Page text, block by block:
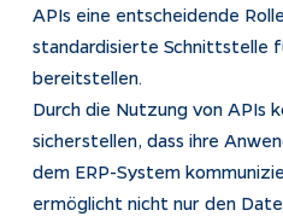
APIs eine entscheidende
standardisierte Schnittstelle
bereitstellen.
Durch die Nutzung von APIs
sicherstellen, dass ihre
dem ERP-System
ermöglicht nicht nur den